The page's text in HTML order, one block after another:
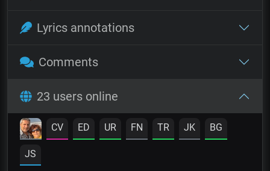
Lyrics annotations
Comments
23 users online
CV ED UR FN TR JK BG
JS